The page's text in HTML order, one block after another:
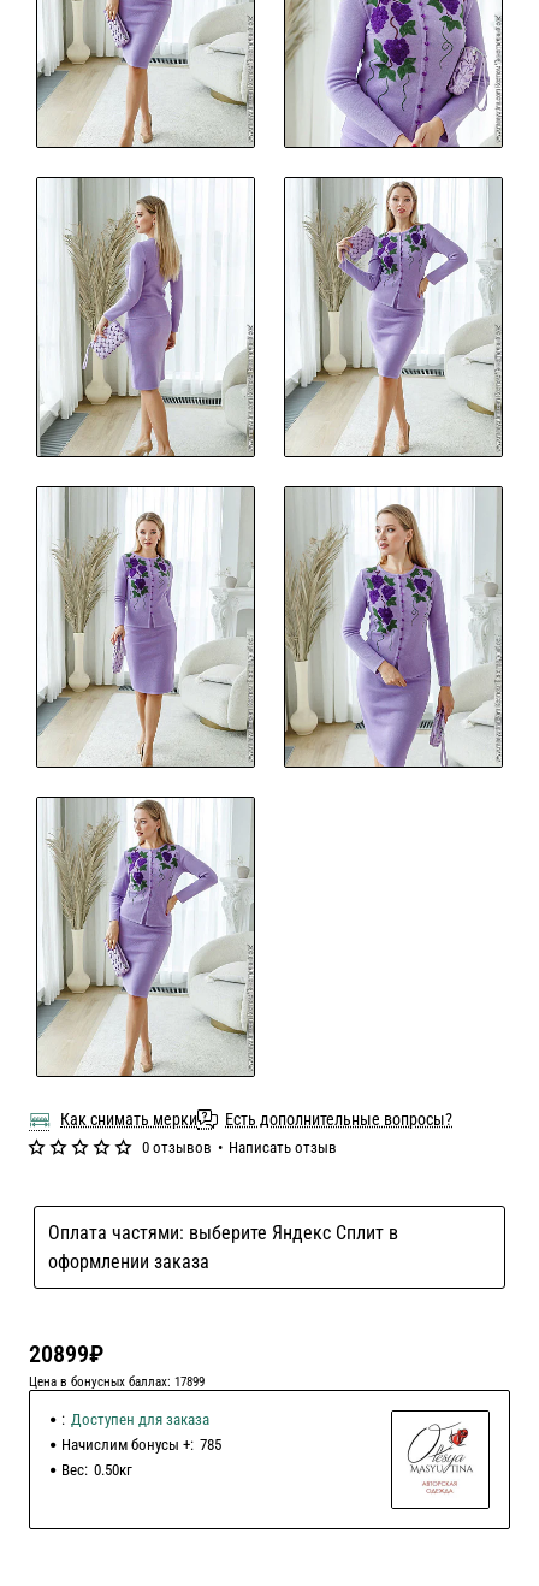
Как снимать мерки Есть дополнительные вопросы?
Оплата частями: выберите Яндекс Сплит в
оформлении заказа
0 отзывов • Написать отзыв
20899₽
Цена в бонусных баллах: 17899
: Доступен для заказа
Начислим бонусы +: 785
Вес: 0.50кг